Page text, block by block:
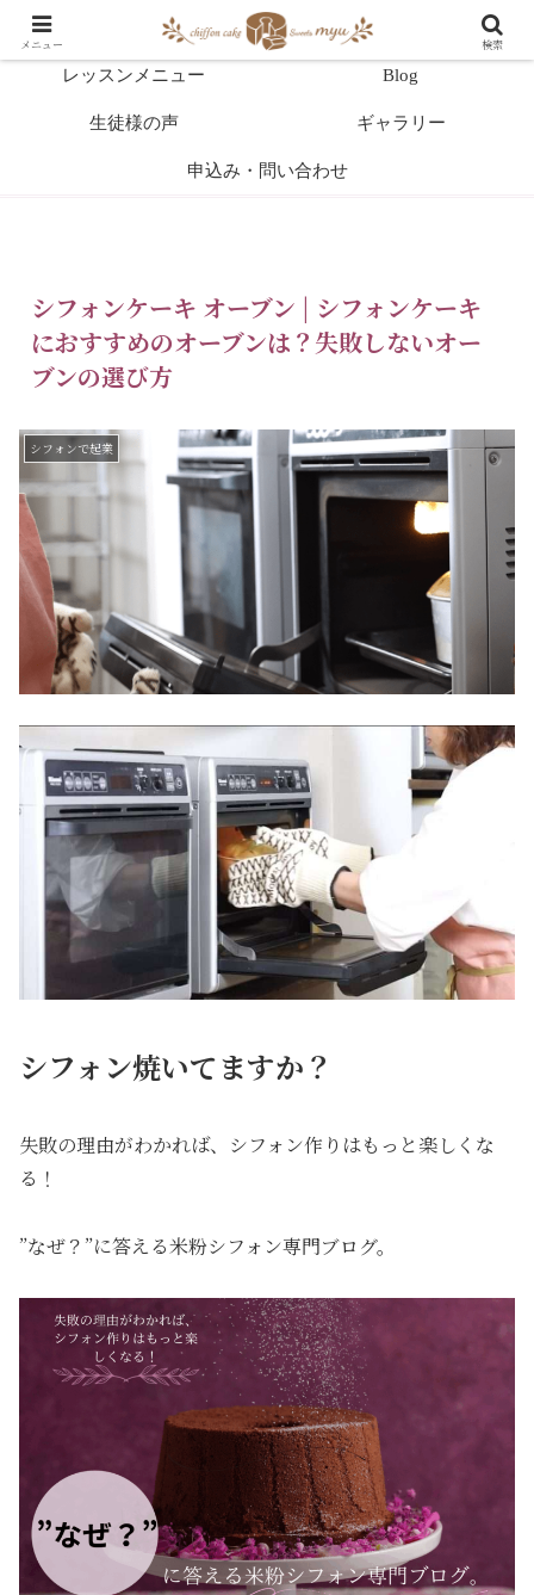
教室案内
レッスンメニュー Blog
生徒様の声 ギャラリー
申込み・問い合わせ
シフォンケーキ オーブン | シフォンケーキ
におすすめのオーブンは？失敗しないオー
ブンの選び方
シフォンで起業
シフォン焼いてますか？
失敗の理由がわかれば、シフォン作りはもっと楽しくな
る！
”なぜ？”に答える米粉シフォン専門ブログ。
メニュー 検索